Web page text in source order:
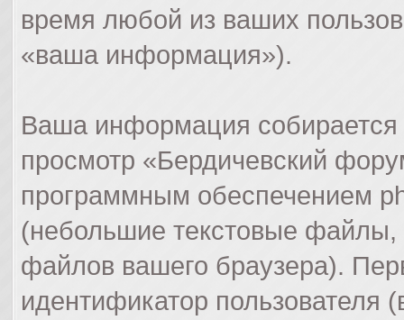
время любой из ваших
«ваша информация»).
Ваша информация
просмотр «Бердичевский
программным обеспечением
(небольшие текстовые
файлов вашего браузера).
идентификатор